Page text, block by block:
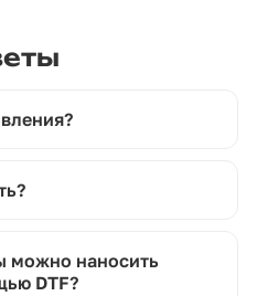
можно наносить
DTF?